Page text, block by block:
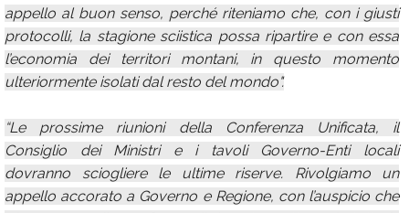
appello al buon senso, perché riteniamo che, con i giusti
protocolli, la stagione sciistica possa ripartire e con essa
l’economia dei territori montani, in questo momento
ulteriormente isolati dal resto del mondo".
“Le prossime riunioni della Conferenza Unificata, il
Consiglio dei Ministri e i tavoli Governo-Enti locali
dovranno sciogliere le ultime riserve. Rivolgiamo un
appello accorato a Governo e Regione, con l’auspicio che